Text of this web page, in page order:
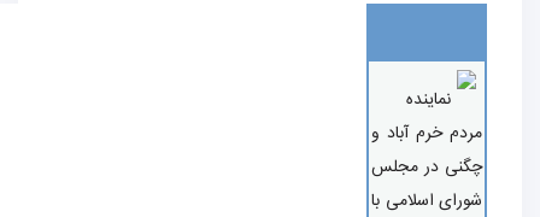
خرم آباد و
در مجلس
اسلامی با